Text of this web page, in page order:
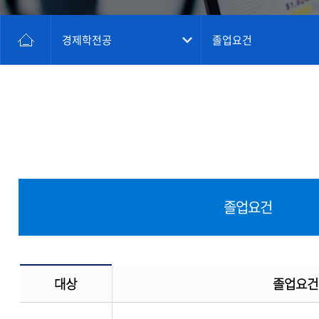
경제학전공 졸업요건
졸업요건
대상 졸업요건